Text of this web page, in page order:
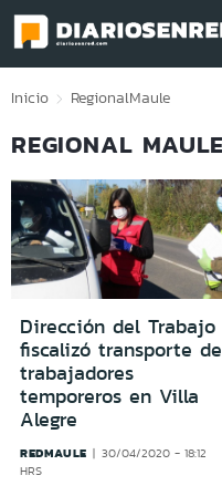
Click acá para ir
Inicio RegionalMaule
REGIONAL MAULE
Dirección del Trabajo
fiscalizó transporte de
trabajadores
temporeros en Villa
Alegre
REDMAULE
30/04/2020 - 18:12
HRS